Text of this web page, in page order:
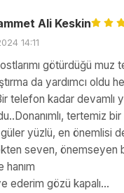
Ali Keskin
14:11
götürdüğü muz
da yardımcı oldu
telefon kadar devamlı
tertemiz
yüzlü, en önemlisi
seven, önemseyen
hanım
ederim gözü kapalı...